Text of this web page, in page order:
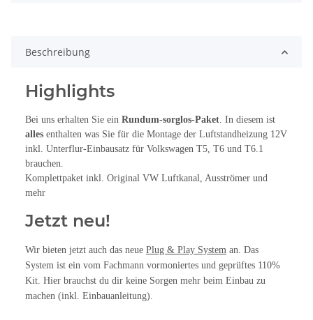
Beschreibung
Highlights
Bei uns erhalten Sie ein Rundum-sorglos-Paket. In diesem ist
alles enthalten was Sie für die Montage der Luftstandheizung 12V
inkl. Unterflur-Einbausatz für Volkswagen T5, T6 und T6.1
brauchen.
Komplettpaket inkl. Original VW Luftkanal, Ausströmer und
mehr
Jetzt neu!
Wir bieten jetzt auch das neue Plug & Play System an. Das
System ist ein vom Fachmann vormoniertes und geprüftes 110%
Kit. Hier brauchst du dir keine Sorgen mehr beim Einbau zu
machen (inkl. Einbauanleitung).